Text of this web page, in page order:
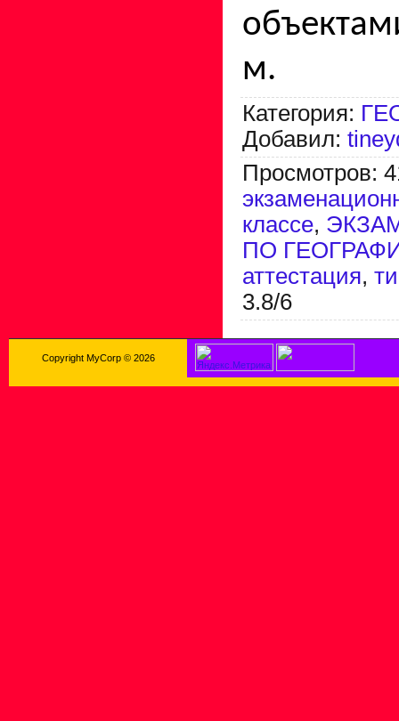
м.
Категория:
Добавил:
Просмотров:
классе,
ПО
аттестация,
3.8/6
Copyright MyCorp © 2026